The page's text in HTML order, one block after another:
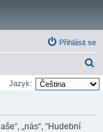
Přihlásit se
l
Jazyk:
„nás“, “Hudební